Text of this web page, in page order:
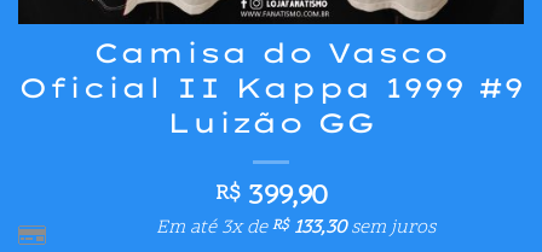
Camisa do Vasco
Oficial II Kappa 1999 #9
Luizão GG
R$399,90
Em até 3x deR$133,30sem juros